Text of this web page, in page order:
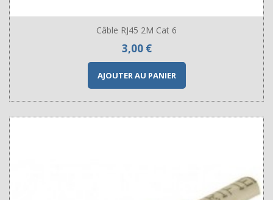
Câble RJ45 2M Cat 6
Prix
3,00 €
AJOUTER AU PANIER